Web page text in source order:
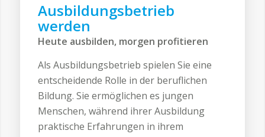
Ausbildungsbetrieb
werden
Heute ausbilden, morgen profitieren
Als Ausbildungsbetrieb spielen Sie eine
entscheidende Rolle in der beruflichen
Bildung. Sie ermöglichen es jungen
Menschen, während ihrer Ausbildung
praktische Erfahrungen in ihrem